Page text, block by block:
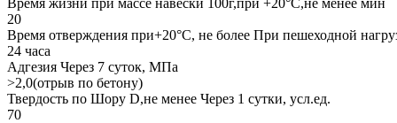
20
Время отверждения при+20°С, не более При пешеходной
24 часа
Адгезия Через 7 суток, МПа
>2,0(отрыв по бетону)
Твердость по Шору D,не менее Через 1 сутки, усл.ед.
70